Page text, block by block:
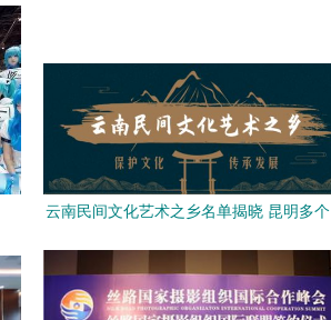
云南民间文化艺术之乡名单揭晓 昆明多个